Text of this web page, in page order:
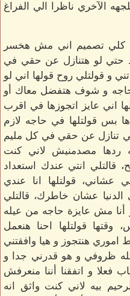
الآخري ناظرا الي الفراغ
كلي تصميم اني مش هخسر
حتي لو هتنازل عن حقي في
و قولتلي روح قولها اني لو
حاجه و شوف هتفضل معاك أو
اني عايز اتجوزها في اقرب
بس قولتلها في حاجه لازم
تنازل عن حقي في كل مليم
ردها مصدمنيش لاني كنت
انتي عندك استعداد
قولتلها انا عندي
عشان خاطرك، قالتلي
مش عايزة حاجه من عيله
قولتلها احنا هنعمل
هنتجوز و هيا وافقتني
ظروفي و هو قدرني جدا و
فعلا و اتفقنا أننا منعرفش
بيه لاني كنت واثق انه